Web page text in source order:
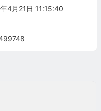
4月21日 11:15:40